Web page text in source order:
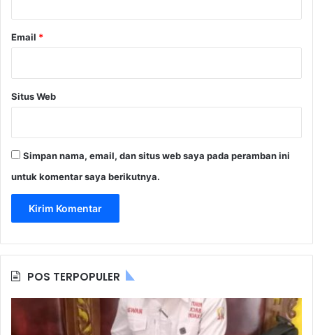
Email *
Situs Web
Simpan nama, email, dan situs web saya pada peramban ini
untuk komentar saya berikutnya.
POS TERPOPULER